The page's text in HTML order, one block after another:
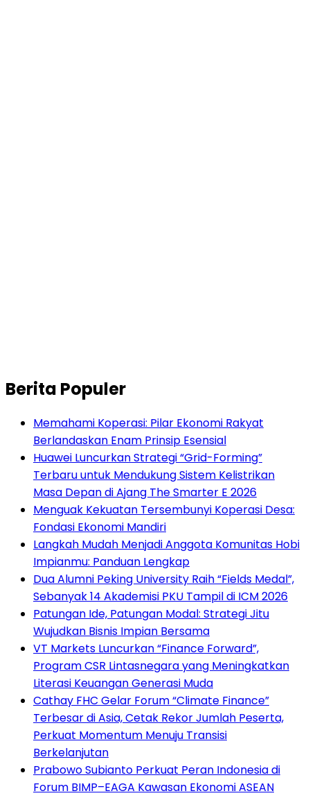
Berita Populer
Memahami Koperasi: Pilar Ekonomi Rakyat
Berlandaskan Enam Prinsip Esensial
Huawei Luncurkan Strategi “Grid-Forming”
Terbaru untuk Mendukung Sistem Kelistrikan
Masa Depan di Ajang The Smarter E 2026
Menguak Kekuatan Tersembunyi Koperasi Desa:
Fondasi Ekonomi Mandiri
Langkah Mudah Menjadi Anggota Komunitas Hobi
Impianmu: Panduan Lengkap
Dua Alumni Peking University Raih “Fields Medal”,
Sebanyak 14 Akademisi PKU Tampil di ICM 2026
Patungan Ide, Patungan Modal: Strategi Jitu
Wujudkan Bisnis Impian Bersama
VT Markets Luncurkan “Finance Forward”,
Program CSR Lintasnegara yang Meningkatkan
Literasi Keuangan Generasi Muda
Cathay FHC Gelar Forum “Climate Finance”
Terbesar di Asia, Cetak Rekor Jumlah Peserta,
Perkuat Momentum Menuju Transisi
Berkelanjutan
Prabowo Subianto Perkuat Peran Indonesia di
Forum BIMP–EAGA Kawasan Ekonomi ASEAN